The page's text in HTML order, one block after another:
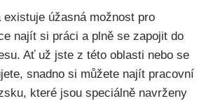
existuje úžasná možnost pro
najít si práci a plně se zapojit do
Ať už jste z této oblasti nebo se
snadno si můžete najít pracovní
které jsou speciálně navrženy